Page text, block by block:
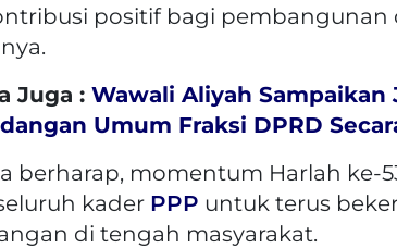
positif bagi pembangunan
Juga : Wawali Aliyah Sampaikan
Umum Fraksi DPRD
berharap, momentum Harlah ke-
kader PPP untuk terus
di tengah masyarakat.